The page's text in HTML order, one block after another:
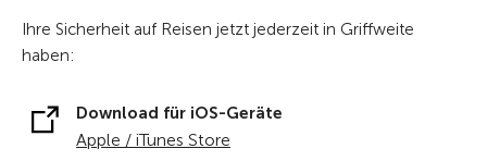
Ihre Sicherheit auf Reisen jetzt jederzeit in Griffweite
haben:
Download für iOS-Geräte
Apple / iTunes Store